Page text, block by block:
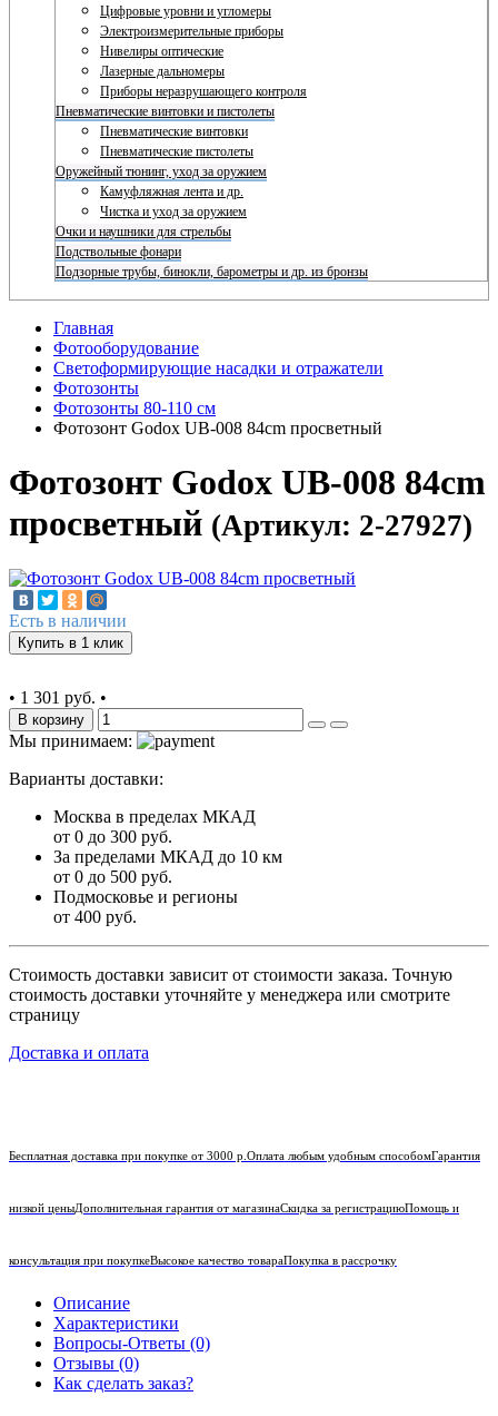
Цифровые уровни и угломеры
Электроизмерительные приборы
Нивелиры оптические
Лазерные дальномеры
Приборы неразрушающего контроля
Пневматические винтовки и пистолеты
Пневматические винтовки
Пневматические пистолеты
Оружейный тюнинг, уход за оружием
Камуфляжная лента и др.
Чистка и уход за оружием
Очки и наушники для стрельбы
Подствольные фонари
Подзорные трубы, бинокли, барометры и др. из бронзы
Главная
Фотооборудование
Светоформирующие насадки и отражатели
Фотозонты
Фотозонты 80-110 см
Фотозонт Godox UB-008 84cm просветный
Фотозонт Godox UB-008 84cm
просветный (Артикул: 2-27927)
Есть в наличии
Купить в 1 клик
• 1 301 руб. •
В корзину
Мы принимаем:
Варианты доставки:
Москва в пределах МКАД
от 0 до 300 руб.
За пределами МКАД до 10 км
от 0 до 500 руб.
Подмосковье и регионы
от 400 руб.
Стоимость доставки зависит от стоимости заказа. Точную
стоимость доставки уточняйте у менеджера или смотрите
страницу
Доставка и оплата
Бесплатная доставка при покупке от 3000 р. Оплата любым удобным способомГарантия
низкой ценыДополнительная гарантия от магазинаСкидка за регистрациюПомощь и
консультация при покупкеВысокое качество товараПокупка в рассрочку
Описание
Характеристики
Вопросы-Ответы (0)
Отзывы (0)
Как сделать заказ?